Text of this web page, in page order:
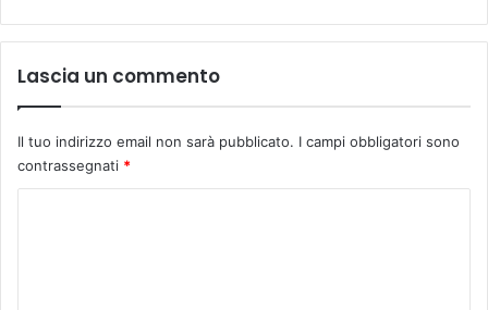
Lascia un commento
Il tuo indirizzo email non sarà pubblicato. I campi obbligatori sono
contrassegnati *